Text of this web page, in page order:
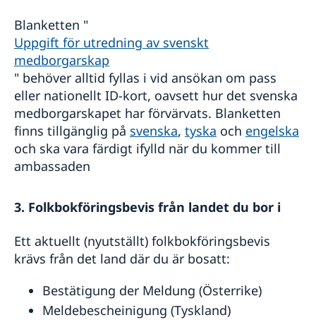
Blanketten "
Uppgift för utredning av svenskt
medborgarskap
" behöver alltid fyllas i vid ansökan om pass
eller nationellt ID-kort, oavsett hur det svenska
medborgarskapet har förvärvats. Blanketten
finns tillgänglig på svenska, tyska och engelska
och ska vara färdigt ifylld när du kommer till
ambassaden
3. Folkbokföringsbevis från landet du bor i
Ett aktuellt (nyutställt) folkbokföringsbevis
krävs från det land där du är bosatt:
Bestätigung der Meldung (Österrike)
Meldebescheinigung (Tyskland)